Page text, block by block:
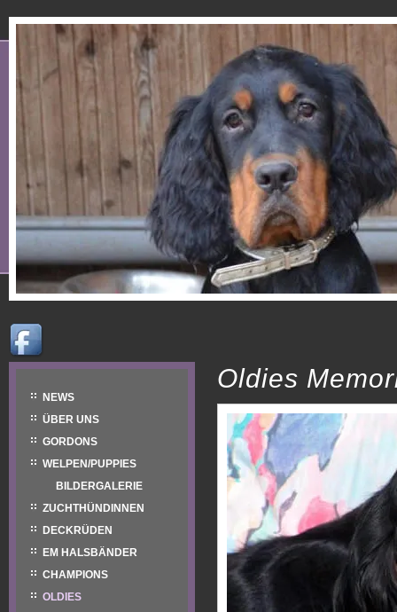
NEWS
ÜBER UNS
GORDONS
WELPEN/PUPPIES
BILDERGALERIE
ZUCHTHÜNDINNEN
DECKRÜDEN
EM HALSBÄNDER
CHAMPIONS
OLDIES
Oldies